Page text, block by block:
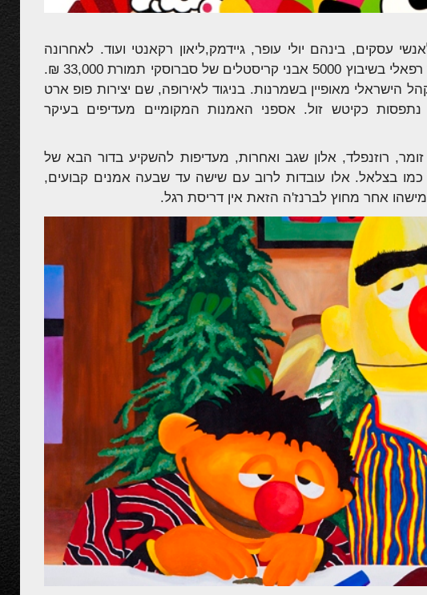
עסקים, בינהם יולי עופר, גיידמק,ליאון רקאנטי ועוד. לאחרונה
נמכר ציור שלה בה מופיעה בר רפאלי בשיבוץ 5000 אבני קריסטלים של סברוסקי תמורת 33,000 ₪.
הישראלי מאופיין בשמרנות. בניגוד לאירופה, שם יצירות פופ ארט
נתפסות כקיטש זול. אספני האמנות המקומיים מעדיפים בעיקר
רוזנפלד, אלון שגב ואחרות, מעדיפות להשקיע בדור הבא של
כמו בצלאל. אלו עובדות לרוב עם שישה עד שבעה אמנים קבועים,
אחר מחוץ לברנז'ה הזאת אין דריסת רגל.